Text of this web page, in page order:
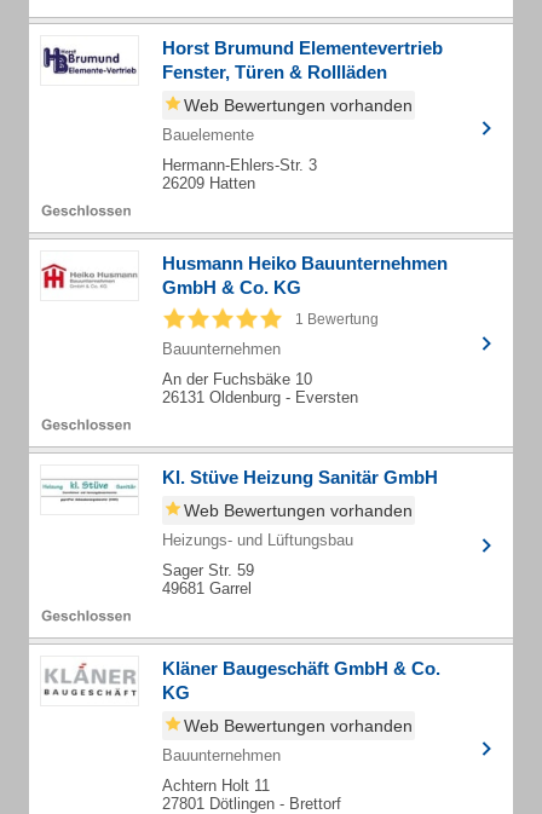
Horst Brumund Elementevertrieb
Fenster, Türen & Rollläden
Web Bewertungen vorhanden
Bauelemente
Hermann-Ehlers-Str. 3
26209 Hatten
Husmann Heiko Bauunternehmen
GmbH & Co. KG
1 Bewertung
Bauunternehmen
An der Fuchsbäke 10
26131 Oldenburg - Eversten
Kl. Stüve Heizung Sanitär GmbH
Web Bewertungen vorhanden
Heizungs- und Lüftungsbau
Sager Str. 59
49681 Garrel
Kläner Baugeschäft GmbH & Co.
KG
Web Bewertungen vorhanden
Bauunternehmen
Achtern Holt 11
27801 Dötlingen - Brettorf